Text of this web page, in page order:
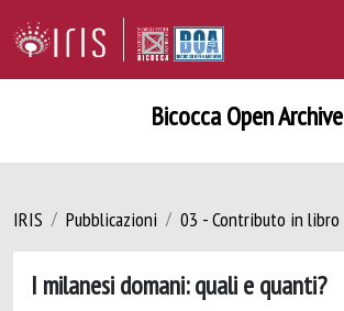
Bicocca Open Archive
IRIS Pubblicazioni 03 - Contributo in libro
I milanesi domani: quali e quanti?